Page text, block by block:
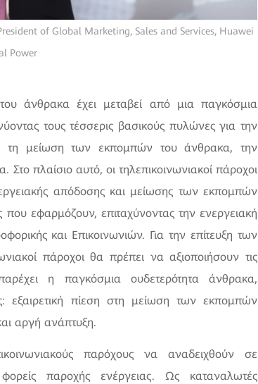
of Global Marketing, Sales and Services, Huawei
Power
άνθρακα έχει μεταβεί από μια παγκόσμια
τους τέσσερις βασικούς πυλώνες για την
τη μείωση των εκπομπών του άνθρακα, την
πλαίσιο αυτό, οι τηλεπικοινωνιακοί πάροχοι
απόδοσης και μείωσης των εκπομπών
που εφαρμόζουν, επιταχύνοντας την ενεργειακή
και Επικοινωνιών. Για την επίτευξη των
πάροχοι θα πρέπει να αξιοποιήσουν τις
η παγκόσμια ουδετερότητα άνθρακα,
εξαιρετική πίεση στη μείωση των εκπομπών
αργή ανάπτυξη.
παρόχους να αναδειχθούν σε
παροχής ενέργειας. Ως καταναλωτές